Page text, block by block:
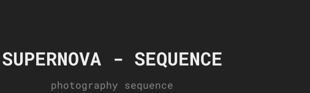
SUPERNOVA - SEQUENCE
photography sequence